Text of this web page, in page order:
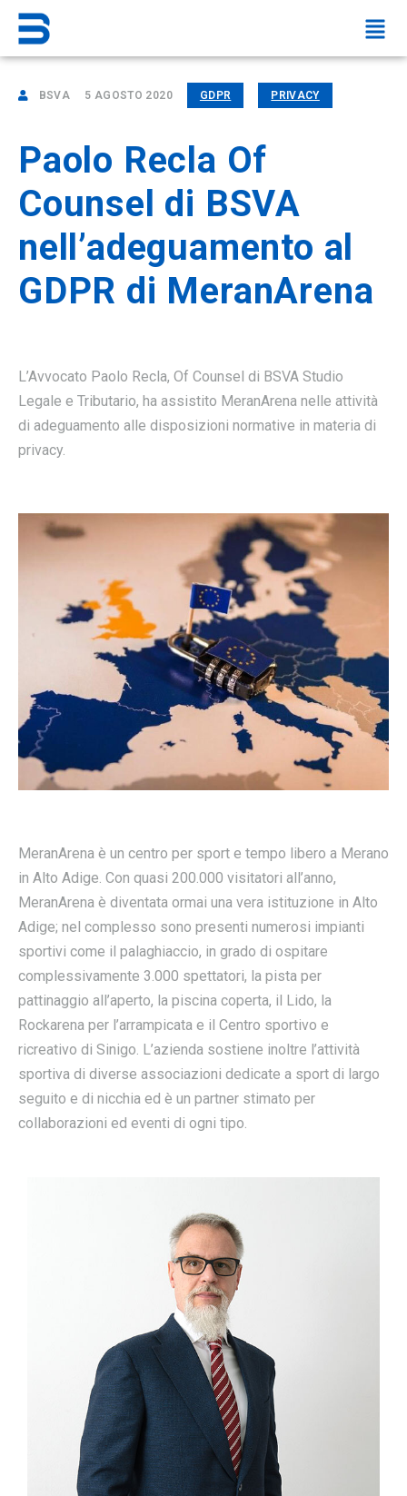
BSVA 5 AGOSTO 2020 GDPR PRIVACY
Paolo Recla Of
Counsel di BSVA
nell’adeguamento al
GDPR di MeranArena
L’Avvocato Paolo Recla, Of Counsel di BSVA Studio
Legale e Tributario, ha assistito MeranArena nelle attività
di adeguamento alle disposizioni normative in materia di
privacy.
MeranArena è un centro per sport e tempo libero a Merano
in Alto Adige. Con quasi 200.000 visitatori all’anno,
MeranArena è diventata ormai una vera istituzione in Alto
Adige; nel complesso sono presenti numerosi impianti
sportivi come il palaghiaccio, in grado di ospitare
complessivamente 3.000 spettatori, la pista per
pattinaggio all’aperto, la piscina coperta, il Lido, la
Rockarena per l’arrampicata e il Centro sportivo e
ricreativo di Sinigo. L’azienda sostiene inoltre l’attività
sportiva di diverse associazioni dedicate a sport di largo
seguito e di nicchia ed è un partner stimato per
collaborazioni ed eventi di ogni tipo.